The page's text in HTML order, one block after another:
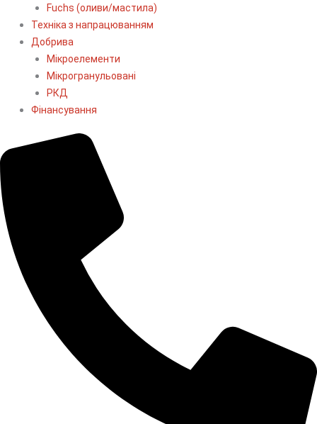
Fuchs (оливи/мастила)
Техніка з напрацюванням
Добрива
Мікроелементи
Мікрогранульовані
РКД
Фінансування